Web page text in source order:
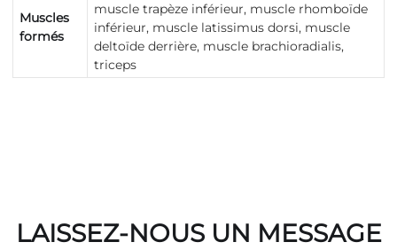
Muscles
formés
muscle trapèze inférieur, muscle rhomboïde
inférieur, muscle latissimus dorsi, muscle
deltoïde derrière, muscle brachioradialis,
triceps
LAISSEZ-NOUS UN MESSAGE